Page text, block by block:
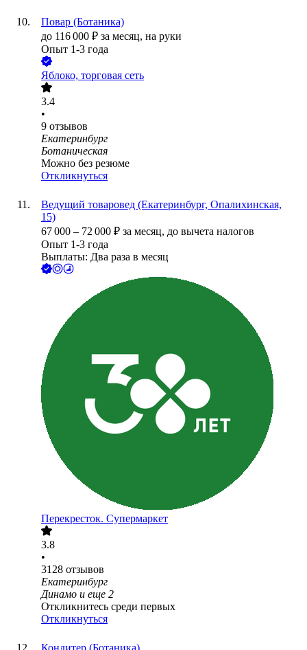
Повар (Ботаника)
до 116 000 ₽ за месяц, на руки
Опыт 1-3 года
Яблоко, торговая сеть
3.4
•
9 отзывов
Екатеринбург
Ботаническая
Можно без резюме
Откликнуться
Ведущий товаровед (Екатеринбург, Опалихинская,
15)
67 000 – 72 000 ₽ за месяц, до вычета налогов
Опыт 1-3 года
Выплаты: Два раза в месяц
Перекресток. Супермаркет
3.8
•
3128 отзывов
Екатеринбург
Динамо и еще 2
Откликнитесь среди первых
Откликнуться